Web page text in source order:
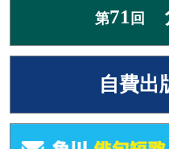
第71 回
自費出